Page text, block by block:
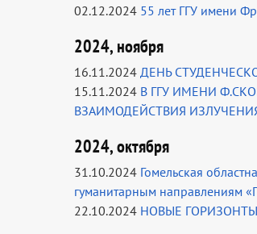
02.12.2024 55 лет ГГУ имени
2024, ноября
16.11.2024 ДЕНЬ
15.11.2024 В ГГУ ИМЕНИ
ВЗАИМОДЕЙСТВИЯ
2024, октября
31.10.2024 Гомельская
гуманитарным направлениям
22.10.2024 НОВЫЕ